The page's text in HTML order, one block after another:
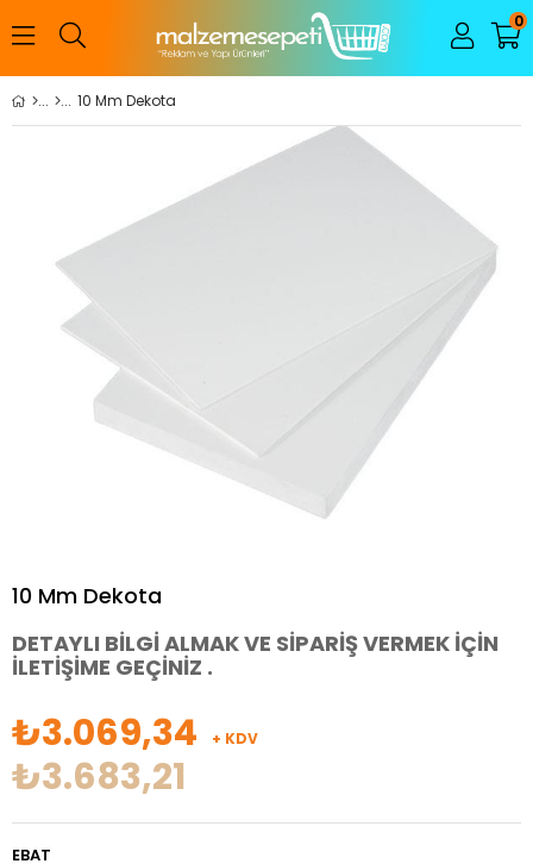
0
10 Mm Dekota
10 Mm Dekota
DETAYLI BİLGİ ALMAK VE SİPARİŞ VERMEK İÇİN
İLETİŞİME GEÇİNİZ .
₺3.069,34 + KDV
₺3.683,21
EBAT